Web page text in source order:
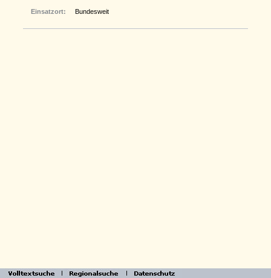
Einsatzort: Bundesweit